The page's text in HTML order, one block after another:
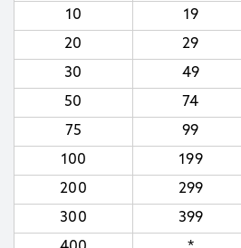
10
19
20
29
30
49
50
74
75
99
100
199
200
299
300
399